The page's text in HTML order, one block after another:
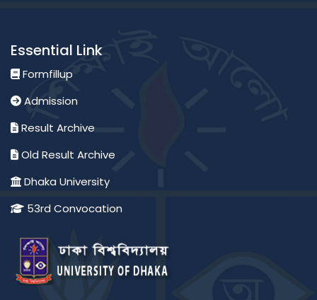
Essential Link
Formfillup
Admission
Result Archive
Old Result Archive
Dhaka University
53rd Convocation